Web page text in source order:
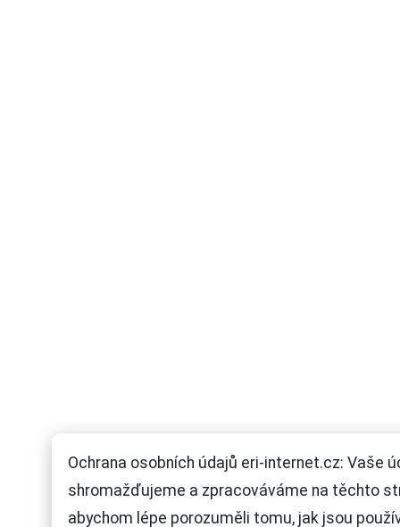
Ochrana osobních údajů eri-internet.cz: Vaše
shromažďujeme a zpracováváme na těchto
abychom lépe porozuměli tomu, jak jsou